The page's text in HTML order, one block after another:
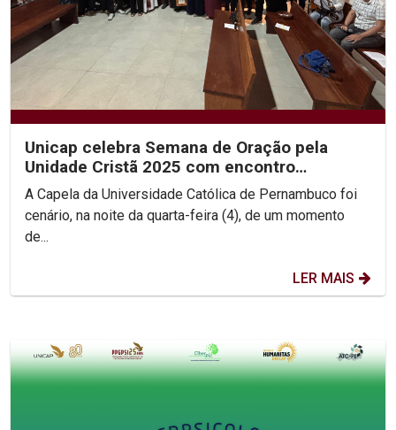
Unicap celebra Semana de Oração pela
Unidade Cristã 2025 com encontro
ecumênico e roda de diálogo...
A Capela da Universidade Católica de Pernambuco foi
cenário, na noite da quarta-feira (4), de um momento
de...
LER MAIS